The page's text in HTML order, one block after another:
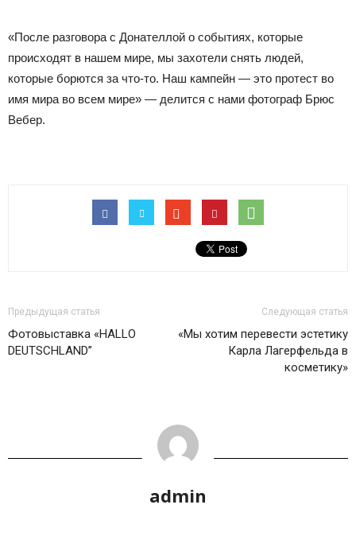
«После разговора с Донателлой о событиях, которые
происходят в нашем мире, мы захотели снять людей,
которые борются за что-то. Наш кампейн — это протест во
имя мира во всем мире» — делится с нами фотограф Брюс
Вебер.
Предыдущая статья
Фотовыставка «HALLO
DEUTSCHLAND”
Следующая статья
«Мы хотим перевести эстетику
Карла Лагерфельда в
косметику»
admin